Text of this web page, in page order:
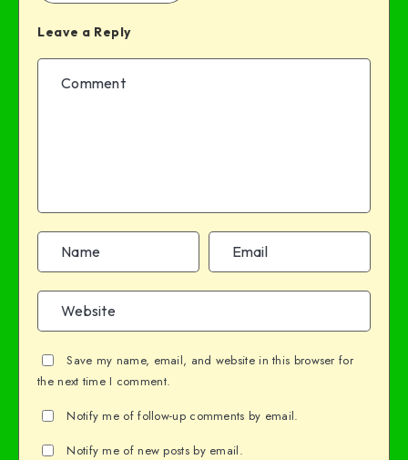
Leave a Reply
Save my name, email, and website in this browser for
the next time I comment.
Notify me of follow-up comments by email.
Notify me of new posts by email.